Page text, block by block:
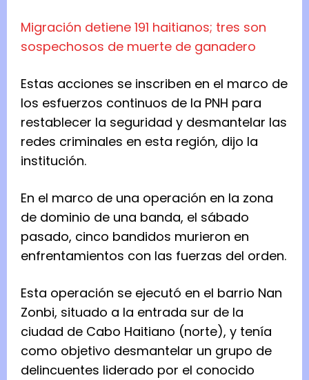
Migración detiene 191 haitianos; tres son
sospechosos de muerte de ganadero
Estas acciones se inscriben en el marco de
los esfuerzos continuos de la PNH para
restablecer la seguridad y desmantelar las
redes criminales en esta región, dijo la
institución.
En el marco de una operación en la zona
de dominio de una banda, el sábado
pasado, cinco bandidos murieron en
enfrentamientos con las fuerzas del orden.
Esta operación se ejecutó en el barrio Nan
Zonbi, situado a la entrada sur de la
ciudad de Cabo Haitiano (norte), y tenía
como objetivo desmantelar un grupo de
delincuentes liderado por el conocido